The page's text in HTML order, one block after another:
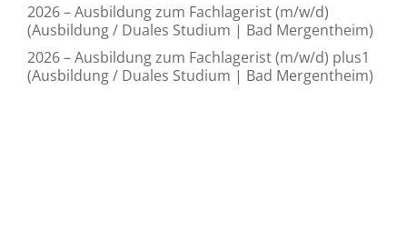
2026 – Ausbildung zum Fachlagerist (m/w/d)
(Ausbildung / Duales Studium | Bad Mergentheim)
2026 – Ausbildung zum Fachlagerist (m/w/d) plus1
(Ausbildung / Duales Studium | Bad Mergentheim)